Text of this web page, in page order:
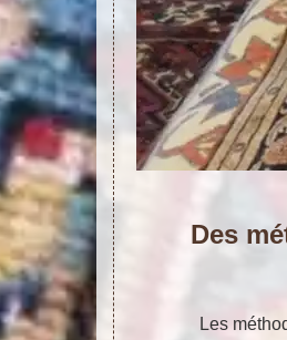
Des
Les